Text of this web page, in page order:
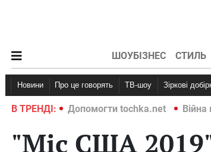
ШОУБІЗНЕС СТИЛЬ
Новини Про це говорять ТВ-шоу Зіркові
В ТРЕНДІ:
2022 Допомогти tochka.net Війна
"Міс США 2019"